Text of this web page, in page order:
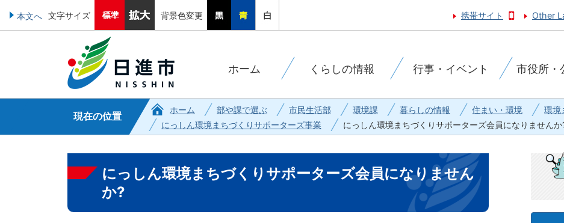
本文へ 文字サイズ 背景色変更 携帯サイト Other
ホーム くらしの情報 行事・イベント 市役所・
現在の位置
ホーム 部や課で選ぶ 市民生活部 環境課 暮らしの情報 住まい・環境
環境
にっしん環境まちづくりサポーターズ事業
にっしん環境まちづくりサポーターズ会員になりませんか
にっしん環境まちづくりサポーターズ会員になりません
か?